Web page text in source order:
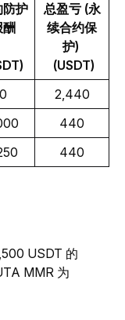
护
总盈亏 (永
续合约保
护)
(USDT)
0
2,440
440
440
USDT 的
MMR 为